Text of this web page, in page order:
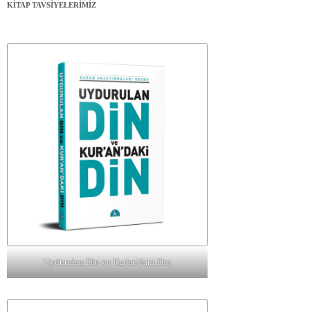
KİTAP TAVSİYELERİMİZ
Uydurulan Din ve Kur'an'daki Din